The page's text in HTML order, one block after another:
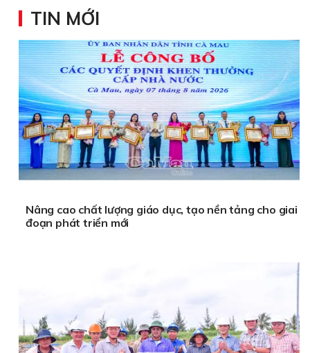
TIN MỚI
Nâng cao chất lượng giáo dục, tạo nền tảng cho giai
đoạn phát triển mới